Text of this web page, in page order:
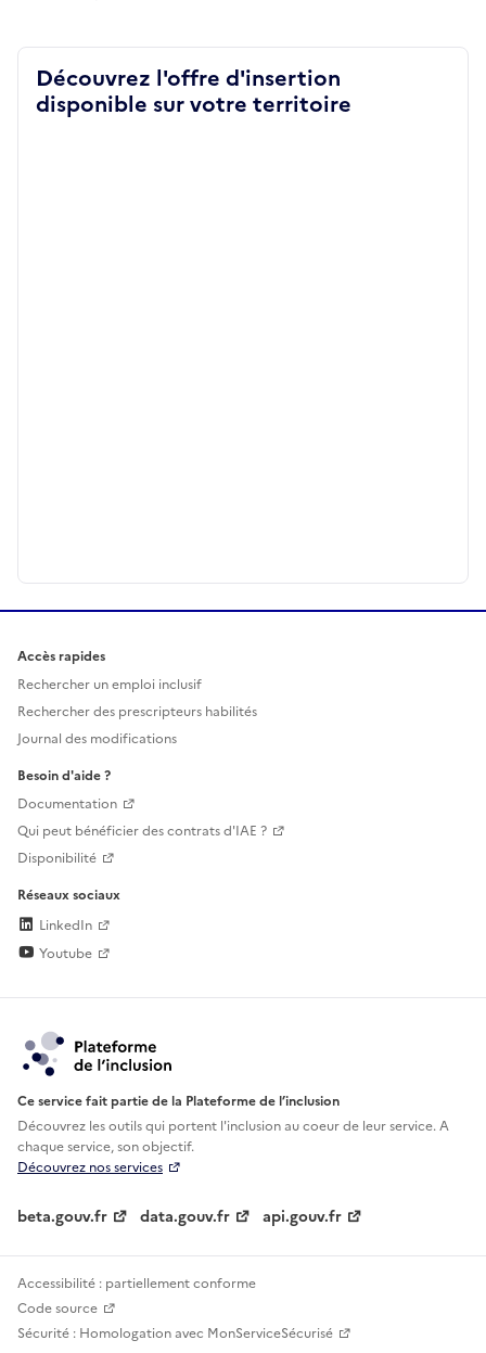
Découvrez l'offre d'insertion
disponible sur votre territoire
Accès rapides
Rechercher un emploi inclusif
Rechercher des prescripteurs habilités
Journal des modifications
Besoin d'aide ?
Documentation
Qui peut bénéficier des contrats d'IAE ?
Disponibilité
Réseaux sociaux
LinkedIn
Youtube
Ce service fait partie de la Plateforme de l’inclusion
Découvrez les outils qui portent l'inclusion aucoeur de leur service. A
chaque service, son objectif.
Découvrez nos services
beta.gouv.fr data.gouv.fr api.gouv.fr
Accessibilité : partiellement conforme
Code source
Sécurité : Homologation avec MonServiceSécurisé